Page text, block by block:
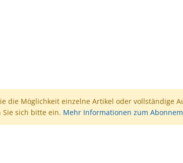
die Möglichkeit einzelne Artikel oder vollständige
Sie sich bitte ein. Mehr Informationen zum